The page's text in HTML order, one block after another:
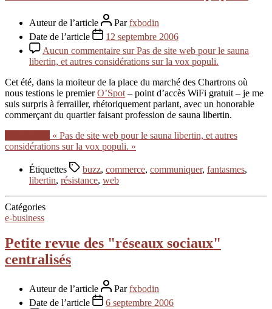
Auteur de l’article Parfxbodin
Date de l’article
12 septembre 2006
Aucun commentaire sur Pas de site web pour le sauna
libertin, et autres considérations sur la vox populi.
Cet été, dans la moiteur de la place du marché des Chartrons où
nous testions le premierO’Spot – point d’accès WiFi gratuit – je me
suis surpris à ferrailler, rhétoriquement parlant, avec un honorable
commerçant du quartier faisant profession de sauna libertin.
« Pas de site web pour le sauna libertin, et autres
considérations sur la vox populi. »
Étiquettes buzz, commerce, communiquer, fantasmes,
libertin, résistance, web
Catégories
e-business
Petite revue des "réseaux sociaux"
centralisés
Auteur de l’article Parfxbodin
Date de l’article
6 septembre 2006